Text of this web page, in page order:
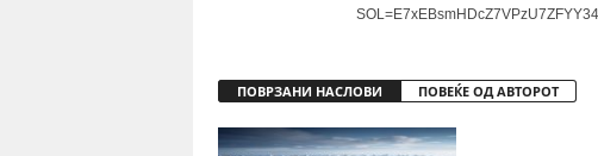
ПОВРЗАНИ НАСЛОВИ ПОВЕЌЕ ОД АВТОРОТ